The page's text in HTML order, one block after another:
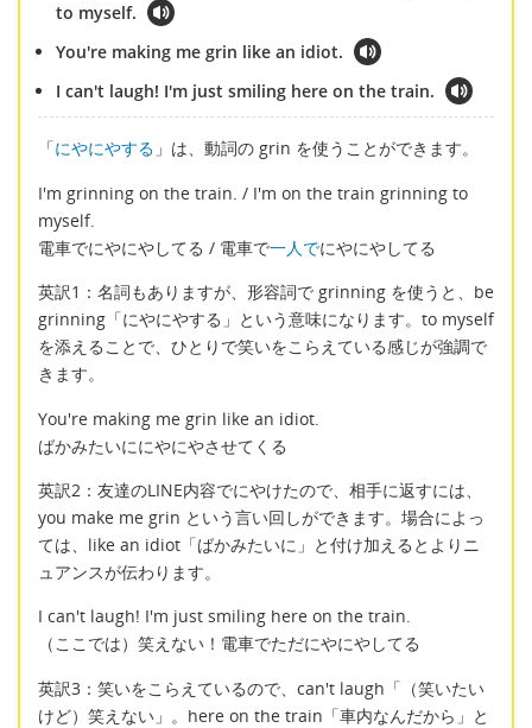
to myself.
You're making me grin like an idiot.
I can't laugh! I'm just smiling here on the train.
「にやにやする 」は、動詞の grin を使うことができます。
I'm grinning on the train. / I'm on the train grinning to
myself.
電車でにやにやしてる / 電車で一人でにやにやしてる
英訳1：名詞もありますが、形容詞で grinning を使うと、be
grinning「にやにやする」という意味になります。to myself
を添えることで、ひとりで笑いをこらえている感じが強調で
きます。
You're making me grin like an idiot.
ばかみたいににやにやさせてくる
英訳2：友達のLINE内容でにやけたので、相手に返すには、
you make me grin という言い回しができます。場合によっ
ては、like an idiot「ばかみたいに」と付け加えるとよりニ
ュアンスが伝わります。
I can't laugh! I'm just smiling here on the train.
（ここでは）笑えない！電車でただにやにやしてる
英訳3：笑いをこらえているので、can't laugh「（笑いたい
けど）笑えない」。here on the train「車内なんだから」と